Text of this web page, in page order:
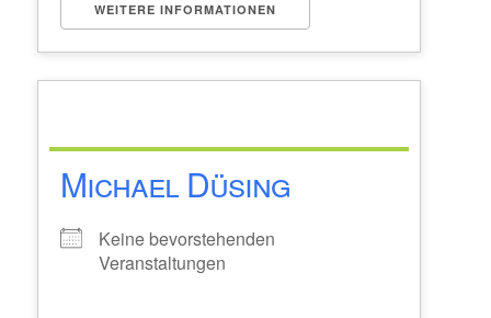
WEITERE INFORMATIONEN
Michael Düsing
Keine bevorstehenden
Veranstaltungen